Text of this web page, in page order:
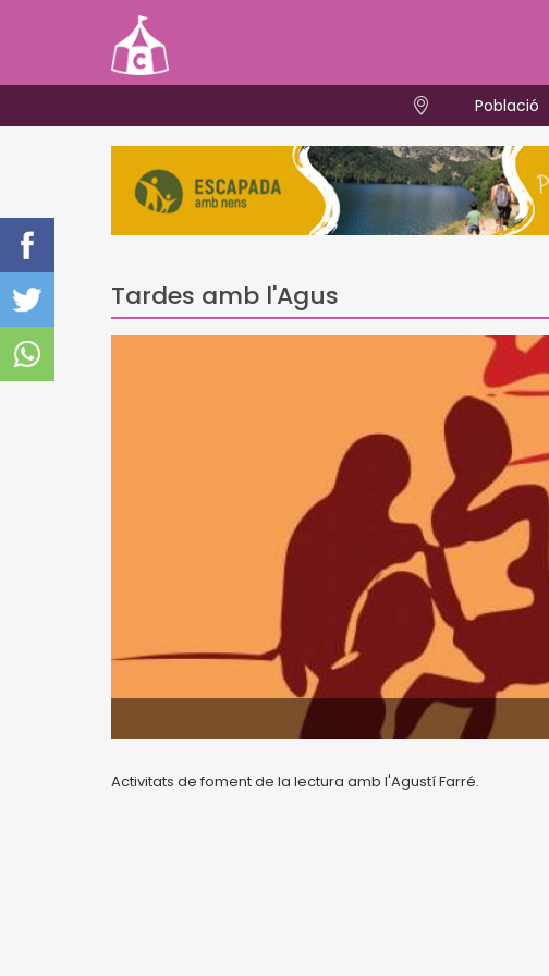
Població
Tardes amb l'Agus
Activitats de foment de la lectura amb l'Agustí Farré.